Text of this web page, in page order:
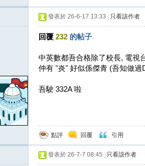
發表於 26-6-17 13:33 只看該作者
回覆 232 的帖子
中英數都吾合格除了校長, 電視
仲有 "炎" 好似係傑青 (吾知做過
吾駛 332A 啦
點評 回覆 引用
發表於 26-7-7 08:45 只看該作者